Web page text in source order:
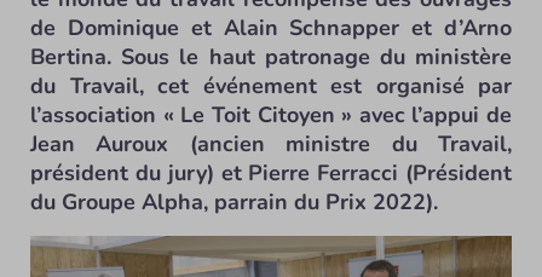
de Dominique et Alain Schnapper et d’Arno
Bertina. Sous le haut patronage du ministère
du Travail, cet événement est organisé par
l’association « Le Toit Citoyen » avec l’appui de
Jean Auroux (ancien ministre du Travail,
président du jury) et Pierre Ferracci (Président
du Groupe Alpha, parrain du Prix 2022).